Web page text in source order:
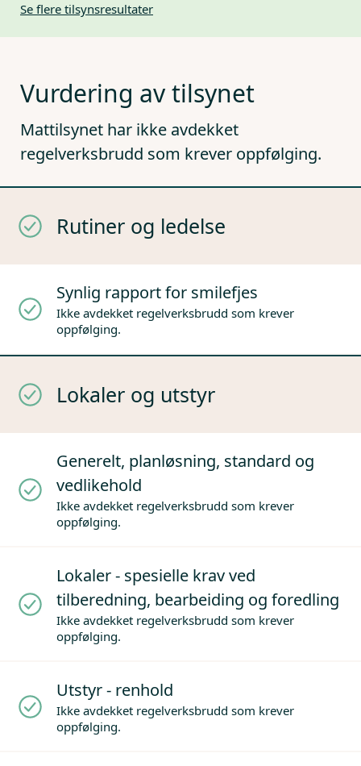
Se flere tilsynsresultater
Vurdering av tilsynet
Mattilsynet har ikke avdekket
regelverksbrudd som krever oppfølging.
Rutiner og ledelse
Synlig rapport for smilefjes
Ikke avdekket regelverksbrudd som krever
oppfølging.
Lokaler og utstyr
Generelt, planløsning, standard og
vedlikehold
Ikke avdekket regelverksbrudd som krever
oppfølging.
Lokaler - spesielle krav ved
tilberedning, bearbeiding og foredling
Ikke avdekket regelverksbrudd som krever
oppfølging.
Utstyr - renhold
Ikke avdekket regelverksbrudd som krever
oppfølging.